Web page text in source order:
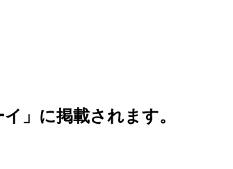
」に掲載されます。